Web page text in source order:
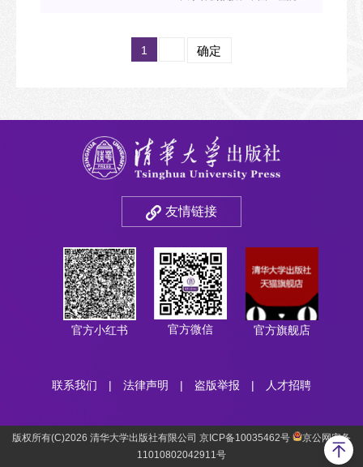
Gamage教授。该刊发表土木
命周期各个阶段的应用。已被
Scopus、DOAJ等收录。2025
年入选“中国科技期刊卓越行动
1 确定
友情链接
官方小红书 官方微信 官方旗舰店
联系我们 | 法律声明 | 盗版举报 | 人才招聘
版权所有(C)2026 清华大学出版社有限公司 京ICP备10035462号
京公网安备
11010802042911号